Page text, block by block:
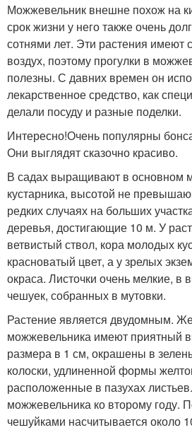
Можжевельник внешне похож на
срок жизни у него также очень
сотнями лет. Эти растения имеют
воздух, поэтому прогулки в
полезны. С давних времен он
лекарственное средство, как
делали посуду и разные поделки.
Интересно!Очень популярны
Они выглядят сказочно красиво.
В садах выращивают в основном
кустарника, высотой не
редких случаях на больших
деревья, достигающие 10 м. У
ветвистый ствол, кора молодых
красноватый цвет, а у зрелых
окраса. Листочки очень мелкие, в
чешуек, собранных в мутовки.
Растение является двудомным.
можжевельника имеют приятный
размера в 1 см, окрашены в
колоски, удлиненной формы
расположенные в пазухах
можжевельника ко второму году.
чешуйками насчитывается около